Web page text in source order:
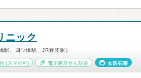
ニック
駅、四ツ橋駅、JR難波駅）
(スマホ可) 電子処方せん対応 女医在籍